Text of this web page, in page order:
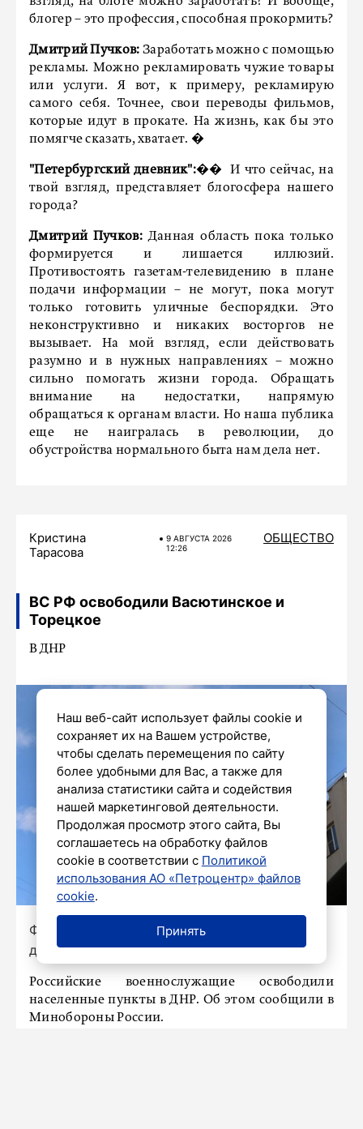
блогер – это профессия, способная прокормить?
Дмитрий Пучков: Заработать можно с помощью
рекламы. Можно рекламировать чужие товары
или услуги. Я вот, к примеру, рекламирую
самого себя. Точнее, свои переводы фильмов,
которые идут в прокате. На жизнь, как бы это
помягче сказать, хватает. �
"Петербургский дневник":�� И что сейчас, на
твой взгляд, представляет блогосфера нашего
города?
Дмитрий Пучков:Данная область пока только
формируется и лишается иллюзий.
Противостоять газетам-телевидению в плане
подачи информации – не могут, пока могут
только готовить уличные беспорядки. Это
неконструктивно и никаких восторгов не
вызывает. На мой взгляд, если действовать
разумно и в нужных направлениях – можно
сильно помогать жизни города. Обращать
внимание на недостатки, напрямую
обращаться к органам власти. Но наша публика
еще не наигралась в революции, до
обустройства нормального быта нам дела нет.
Кристина
Тарасова
9 АВГУСТА 2026
12:26
ОБЩЕСТВО
ВС РФ освободили Васютинское и
Торецкое
В ДНР
Фото: Роман Пименов / «Петербургский
дневник»
Российские военнослужащие освободили
населенные пункты в ДНР. Об этом сообщили в
Минобороны России.
Наш веб-сайт использует файлы cookie и
сохраняет их на Вашем устройстве,
чтобы сделать перемещения по сайту
более удобными для Вас, а также для
анализа статистики сайта и содействия
нашей маркетинговой деятельности.
Продолжая просмотр этого сайта, Вы
соглашаетесь на обработку файлов
cookie в соответствии с Политикой
использования АО «Петроцентр» файлов
cookie.
Принять